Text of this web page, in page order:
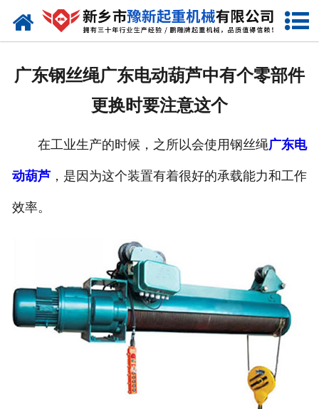
网站首页
广东钢丝绳广东电动葫芦中有个零部件
更换时要注意这个
在工业生产的时候，之所以会使用钢丝绳广东电
动葫芦，是因为这个装置有着很好的承载能力和工作
效率。